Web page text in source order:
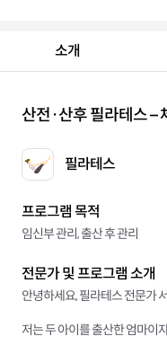
소개
산전·산후 필라테스 –
필라테스
프로그램 목적
임신부 관리, 출산 후 관리
전문가 및 프로그램 소개
안녕하세요, 필라테스 전문가
저는 두 아이를 출산한 엄마이